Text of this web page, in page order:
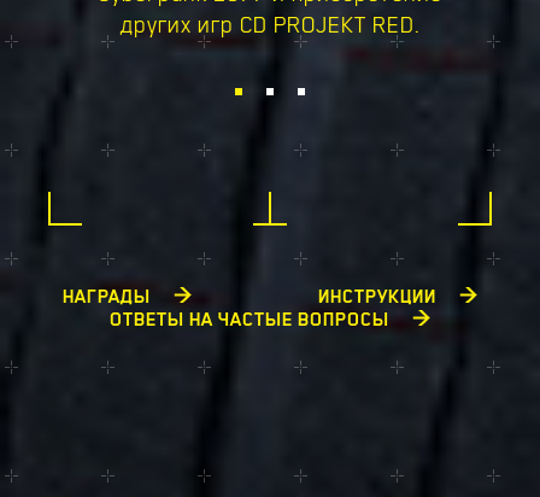
других игр CD PROJEKT RED.
НАГРАДЫ
ИНСТРУКЦИИ
ОТВЕТЫ НА ЧАСТЫЕ ВОПРОСЫ